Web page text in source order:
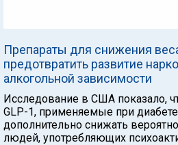
Препараты для снижения
предотвратить развитие
алкогольной зависимости
Исследование в США показало,
GLP-1, применяемые при диабете
дополнительно снижать
людей, употребляющих